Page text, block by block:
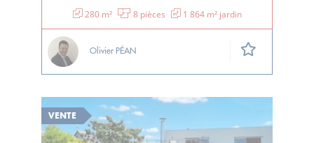
280 m² 8 pièces 1 864 m² jardin
Olivier PÉAN
VENTE